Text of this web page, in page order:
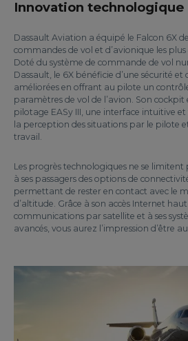
Innovation technologique
Dassault Aviation a équipé le Falcon 6X
commandes de vol et d’avionique les
Doté du système de commande de vol
Dassault, le 6X bénéficie d’une sécurité
améliorées en offrant au pilote un
paramètres de vol de l’avion. Son
pilotage EASy III, une interface intuitive
la perception des situations par le pilote
travail.
Les progrès technologiques ne se limitent
à ses passagers des options de
permettant de rester en contact avec le
d’altitude. Grâce à son accès Internet
communications par satellite et à ses
avancés, vous aurez l’impression d’être